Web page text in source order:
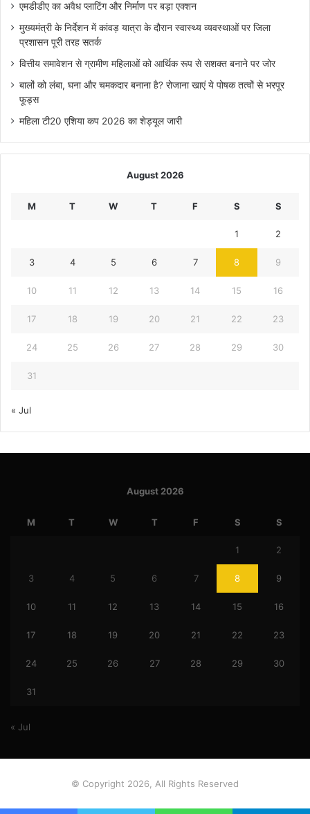
एमडीडीए का अवैध प्लाटिंग और निर्माण पर बड़ा एक्शन
मुख्यमंत्री के निर्देशन में कांवड़ यात्रा के दौरान स्वास्थ्य व्यवस्थाओं पर जिला
प्रशासन पूरी तरह सतर्क
वित्तीय समावेशन से ग्रामीण महिलाओं को आर्थिक रूप से सशक्त बनाने पर जोर
बालों को लंबा, घना और चमकदार बनाना है? रोजाना खाएं ये पोषक तत्वों से भरपूर
फूड्स
महिला टी20 एशिया कप 2026 का शेड्यूल जारी
August 2026
M T W T F S S
1 2
3 4 5 6 7 8 9
10 11 12 13 14 15 16
17 18 19 20 21 22 23
24 25 26 27 28 29 30
31
« Jul
August 2026
M T W T F S S
1 2
3 4 5 6 7 8 9
10 11 12 13 14 15 16
17 18 19 20 21 22 23
24 25 26 27 28 29 30
31
« Jul
© Copyright 2026, All Rights Reserved